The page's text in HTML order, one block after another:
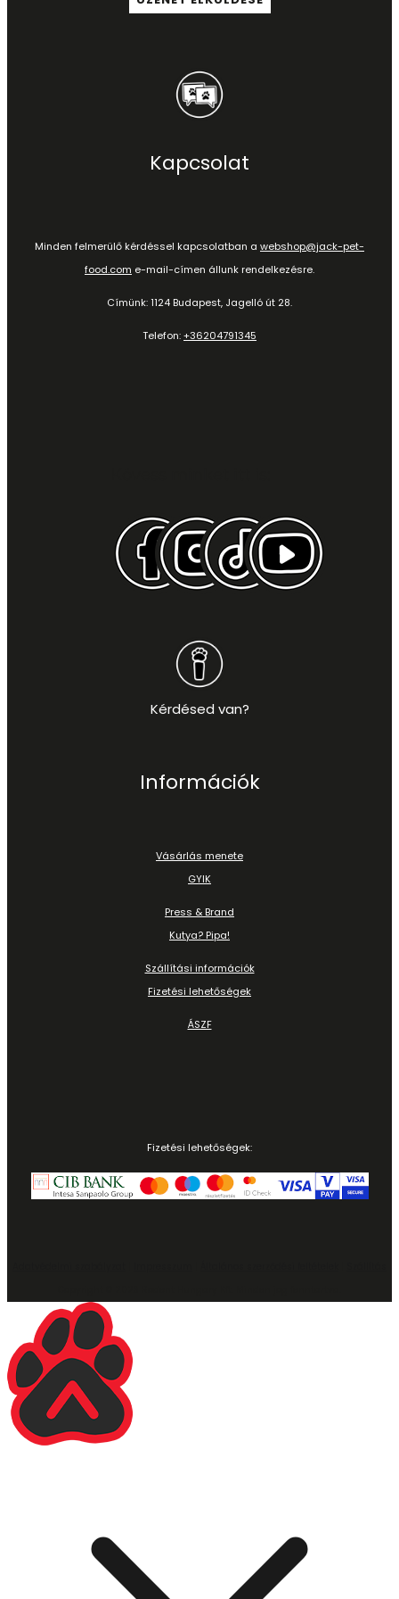
Kapcsolat
Minden felmerülő kérdéssel kapcsolatban a webshop@jack-pet-
food.com e-mail-címen állunk rendelkezésre.
Címünk: 1124 Budapest, Jagelló út 28.
Telefon:+36204791345
Kérdésed van?
Információk
Vásárlás menete
GYIK
Press & Brand
Kutya? Pipa!
Szállítási információk
Fizetési lehetőségek
ÁSZF
Fizetési lehetőségek: